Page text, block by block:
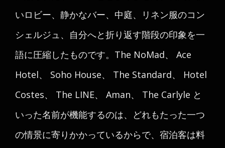
いロビー、静かなバー、中庭、リネン服のコン
シェルジュ、自分へと折り返す階段の印象を一
語に圧縮したものです。The NoMad、 Ace
Hotel、 Soho House、 The Standard、 Hotel
Costes、 The LINE、 Aman、 The Carlyle と
いった名前が機能するのは、どれもたった一つ
の情景に寄りかかっているからで、宿泊客は料